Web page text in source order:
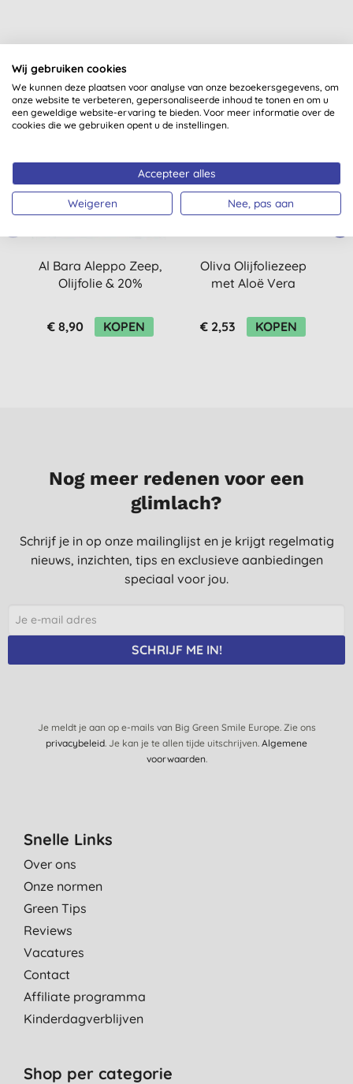
Misschien ook iets voor jou
Al Bara Aleppo Zeep,
Olijfolie & 20%
€ 8,90
KOPEN
Oliva Olijfoliezeep
met Aloë Vera
€ 2,53 KOPEN
Nog meer redenen voor een
glimlach?
Schrijf je in op onze mailinglijst en je krijgt regelmatig
nieuws, inzichten, tips en exclusieve aanbiedingen
speciaal voor jou.
SCHRIJF ME IN!
Je meldt je aan op e-mails van Big Green Smile Europe. Zie ons
privacybeleid. Je kan je te allen tijde uitschrijven. Algemene
voorwaarden.
Snelle Links
Over ons
Onze normen
Green Tips
Reviews
Vacatures
Contact
Affiliate programma
Kinderdagverblijven
Shop per categorie
Wij gebruiken cookies
We kunnen deze plaatsen voor analyse van onze bezoekersgegevens, om
onze website te verbeteren, gepersonaliseerde inhoud te tonen en om u
een geweldige website-ervaring te bieden. Voor meer informatie over de
cookies die we gebruiken opent u de instellingen.
Accepteer alles
Weigeren Nee, pas aan